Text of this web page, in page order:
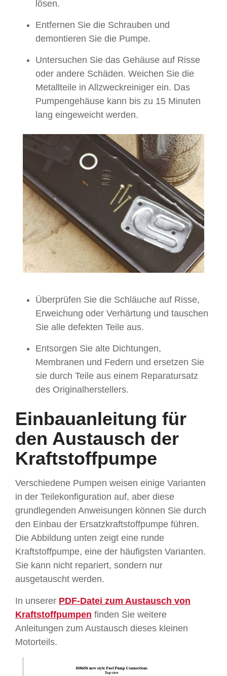
lösen.
Entfernen Sie die Schrauben und
demontieren Sie die Pumpe.
Untersuchen Sie das Gehäuse auf Risse
oder andere Schäden. Weichen Sie die
Metallteile in Allzweckreiniger ein. Das
Pumpengehäuse kann bis zu 15 Minuten
lang eingeweicht werden.
Überprüfen Sie die Schläuche auf Risse,
Erweichung oder Verhärtung und tauschen
Sie alle defekten Teile aus.
Entsorgen Sie alte Dichtungen,
Membranen und Federn und ersetzen Sie
sie durch Teile aus einem Reparatursatz
des Originalherstellers.
Einbauanleitung für
den Austausch der
Kraftstoffpumpe
Verschiedene Pumpen weisen einige Varianten
in der Teilekonfiguration auf, aber diese
grundlegenden Anweisungen können Sie durch
den Einbau der Ersatzkraftstoffpumpe führen.
Die Abbildung unten zeigt eine runde
Kraftstoffpumpe, eine der häufigsten Varianten.
Sie kann nicht repariert, sondern nur
ausgetauscht werden.
In unserer PDF-Datei zum Austausch von
Kraftstoffpumpen finden Sie weitere
Anleitungen zum Austausch dieses kleinen
Motorteils.